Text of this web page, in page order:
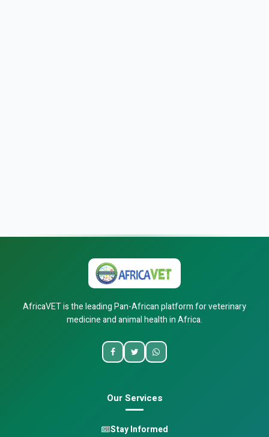
AfricaVET is the leading Pan-African platform for veterinary
medicine and animal health in Africa.
Our Services
Stay Informed